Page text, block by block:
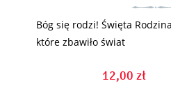
Bóg się rodzi! Święta
które zbawiło świat
12,00 zł